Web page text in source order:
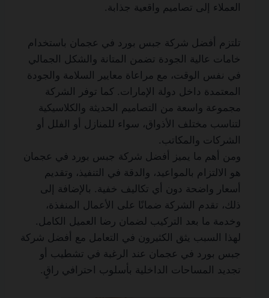
العملاء إلى تصاميم واقعية جذابة.
تلتزم أفضل شركة جبس بورد في عجمان باستخدام
خامات عالية الجودة تضمن المتانة والشكل الجمالي
في نفس الوقت، مع مراعاة معايير السلامة والجودة
المعتمدة داخل دولة الإمارات. كما توفر الشركة
مجموعة واسعة من التصاميم الحديثة والكلاسيكية
لتناسب مختلف الأذواق، سواء للمنازل أو الفلل أو
الشركات والمكاتب.
ومن أهم ما يميز أفضل شركة جبس بورد في عجمان
هو الالتزام بالمواعيد، والدقة في التنفيذ، وتقديم
أسعار واضحة دون أي تكاليف خفية. بالإضافة إلى
ذلك، تقدم الشركة ضمانًا على الأعمال المنفذة،
وخدمة ما بعد التركيب لضمان رضا العميل الكامل.
لهذا السبب يثق الكثيرون في التعامل مع أفضل شركة
جبس بورد في عجمان عند الرغبة في تشطيب أو
تجديد المساحات الداخلية بأسلوب احترافي راقٍ.